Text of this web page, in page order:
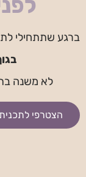
ברגע שתתחילי
לא משנה
הצטרפי